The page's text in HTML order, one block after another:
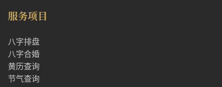
服务项目
八字排盘
八字合婚
黄历查询
节气查询